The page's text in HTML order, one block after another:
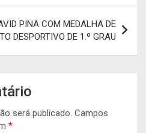
PINA COM MEDALHA DE
DESPORTIVO DE 1.º GRAU
será publicado. Campos
*